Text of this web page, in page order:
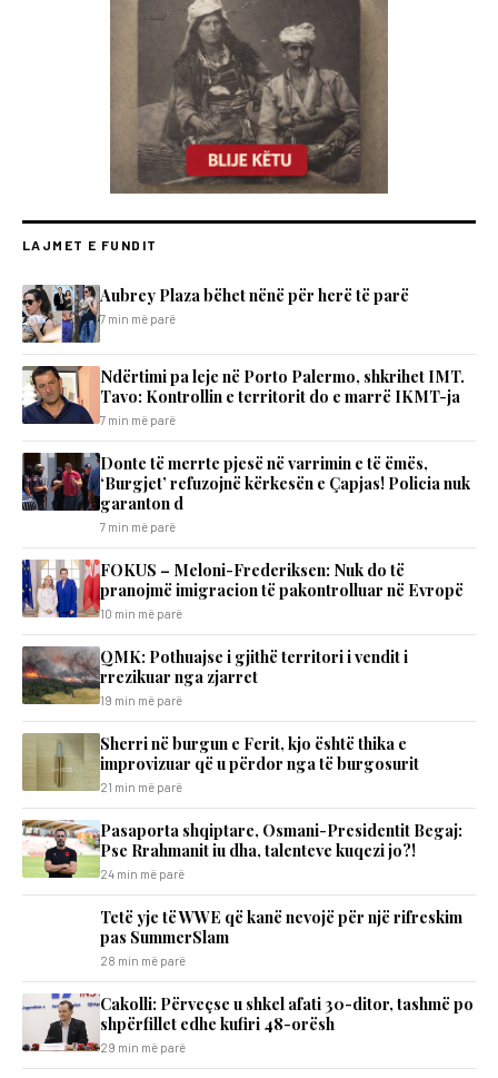
LAJMET E FUNDIT
Aubrey Plaza bëhet nënë për herë të parë
7 min më parë
Ndërtimi pa leje në Porto Palermo, shkrihet IMT.
Tavo: Kontrollin e territorit do e marrë IKMT-ja
7 min më parë
Donte të merrte pjesë në varrimin e të ëmës,
‘Burgjet’ refuzojnë kërkesën e Çapjas! Policia nuk
garanton d
7 min më parë
FOKUS – Meloni-Frederiksen: Nuk do të
pranojmë imigracion të pakontrolluar në Evropë
10 min më parë
QMK: Pothuajse i gjithë territori i vendit i
rrezikuar nga zjarret
19 min më parë
Sherri në burgun e Ferit, kjo është thika e
improvizuar që u përdor nga të burgosurit
21 min më parë
Pasaporta shqiptare, Osmani-Presidentit Begaj:
Pse Rrahmanit iu dha, talenteve kuqezi jo?!
24 min më parë
Tetë yje të WWE që kanë nevojë për një rifreskim
pas SummerSlam
28 min më parë
Cakolli: Përveçse u shkel afati 30-ditor, tashmë po
shpërfillet edhe kufiri 48-orësh
29 min më parë